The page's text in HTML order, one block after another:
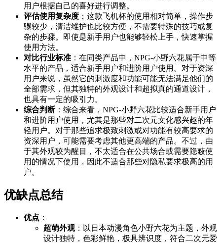
用户根据自己的喜好进行调整。
评估使用复杂度 ：这款飞机杯的使用相对简单，操作步
骤较少，清洁维护也比较方便，不需要特殊的技巧或复
杂的步骤。即使是新手用户也能够轻松上手，快速掌握
使用方法。
对比行业标准 ：在同类产品中，NPG-小野六花属于中等
水平的产品，适合新手用户和进阶用户使用。对于资深
用户来说，虽然它的刺激度和功能可能无法满足他们的
全部需求，但其独特的外观设计和超拟真的通道设计，
也具有一定的吸引力。
综合判断：综合来看，NPG-小野六花比较适合新手用户
和进阶用户使用，尤其是那些对二次元文化感兴趣的年
轻用户。对于那些追求极致刺激或对功能有较高要求的
资深用户，可能需要考虑其他更高端的产品。不过，由
于其外观较为醒目，不太适合在公共场合或需要隐蔽使
用的情况下使用，因此不适合那些对隐私要求极高的用
户。
优缺点总结
优点 ：
超萌外观：以日本动漫角色小野六花为主题，外观
设计独特，色彩鲜艳，极具辨识度，符合二次元爱